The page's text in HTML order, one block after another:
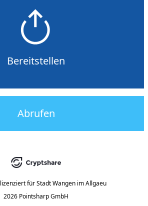
Bereitstellen
Abrufen
lizenziert für Stadt Wangen im Allgaeu
2026 Pointsharp GmbH